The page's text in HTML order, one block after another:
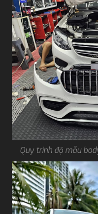
Quy trình độ mẫu